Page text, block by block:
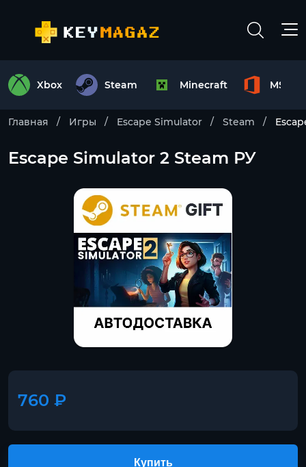
Xbox Steam Minecraft MS
Главная Игры Escape Simulator Steam
Escape Simulator 2 Steam РУ
760 ₽
Купить